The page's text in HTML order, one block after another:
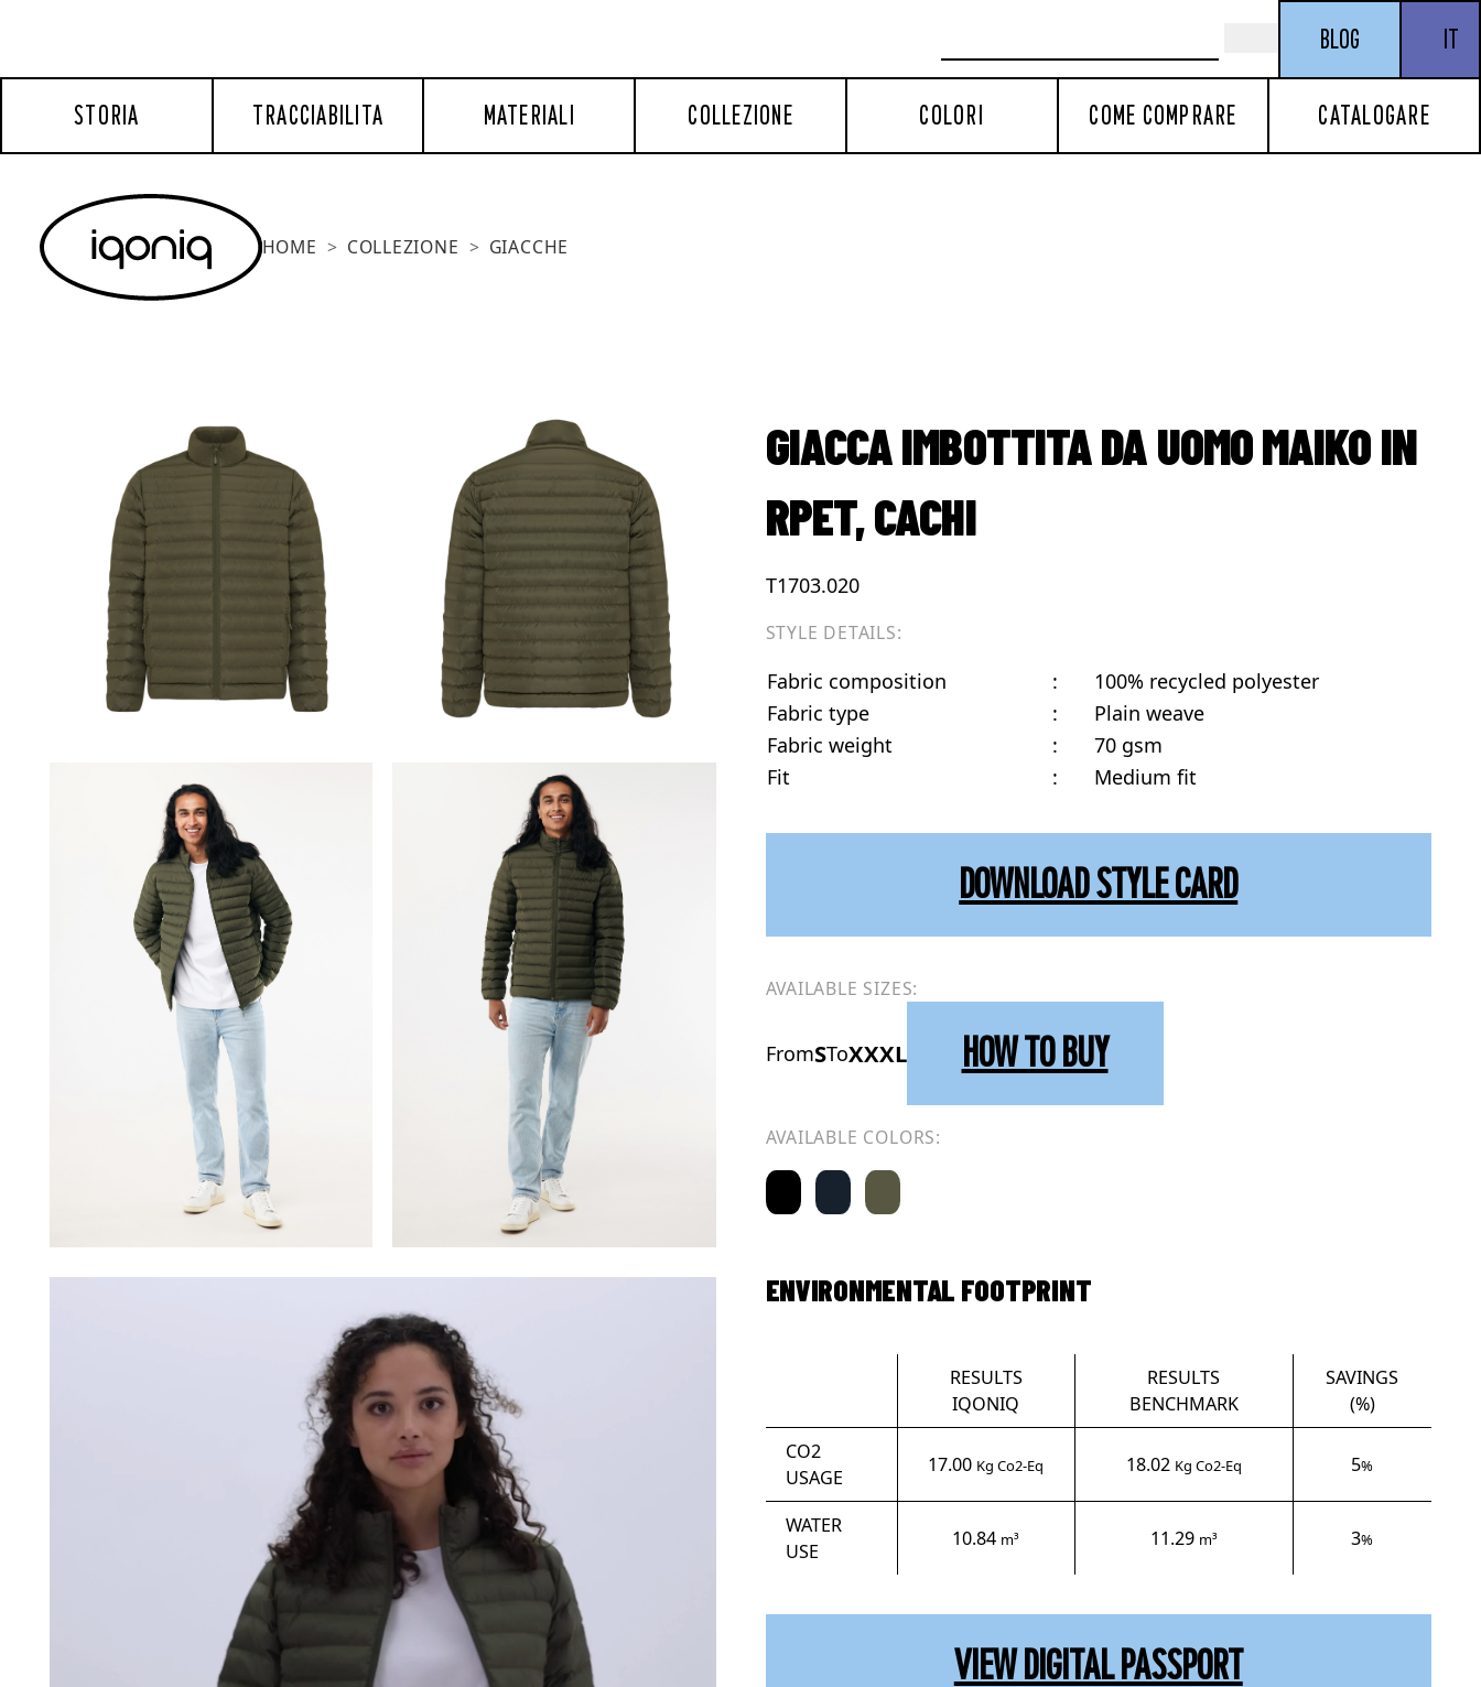
BLOG IT
STORIA TRACCIABILITA MATERIALI COLLEZIONE COLORI COME COMPRARE CATALOGARE
HOME COLLEZIONE GIACCHE
GIACCA IMBOTTITA DA UOMO MAIKO IN
RPET, CACHI
T1703.020
STYLE DETAILS:
Fabric composition :
100% recycled polyester
Fabric type
:
Plain weave
Fabric weight
:
70 gsm
Fit
: Medium fit
DOWNLOAD STYLE CARD
AVAILABLE SIZES:
FromSToXXXL HOW TO BUY
AVAILABLE COLORS:
ENVIRONMENTAL FOOTPRINT
RESULTS
IQONIQ
RESULTS
BENCHMARK
SAVINGS
(%)
CO2
USAGE
17.00 Kg Co2-Eq 18.02 Kg Co2-Eq 5%
WATER
USE
10.84 m³ 11.29 m³ 3%
VIEW DIGITAL PASSPORT